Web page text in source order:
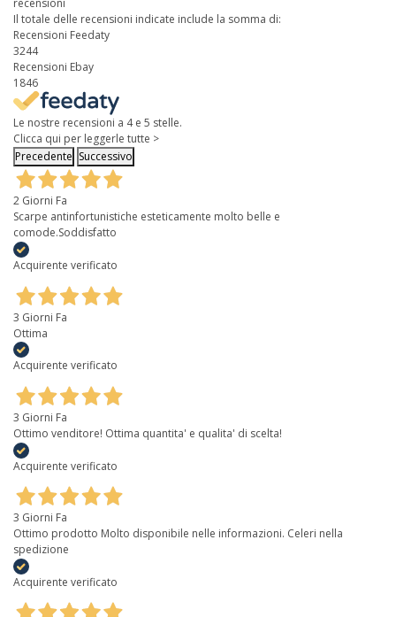
Il totale delle recensioni indicate include la somma di:
Recensioni Feedaty
3244
Recensioni Ebay
1846
Le nostre recensioni a 4 e 5 stelle.
Clicca qui per leggerle tutte >
Precedente Successivo
2 Giorni Fa
Scarpe antinfortunistiche esteticamente molto belle e
comode.Soddisfatto
Acquirente verificato
3 Giorni Fa
Ottima
Acquirente verificato
3 Giorni Fa
Ottimo venditore! Ottima quantita' e qualita' di scelta!
Acquirente verificato
3 Giorni Fa
Ottimo prodotto Molto disponibile nelle informazioni. Celeri nella
spedizione
Acquirente verificato